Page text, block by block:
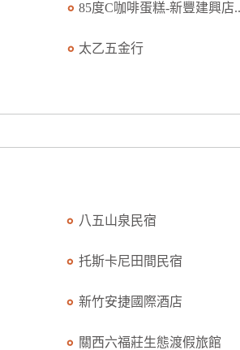
85度C咖啡蛋糕-新豐建興店
太乙五金行
八五山泉民宿
托斯卡尼田間民宿
新竹安捷國際酒店
關西六福莊生態渡假旅館